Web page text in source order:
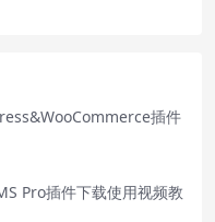
插件
Pro插件下载使用视频教